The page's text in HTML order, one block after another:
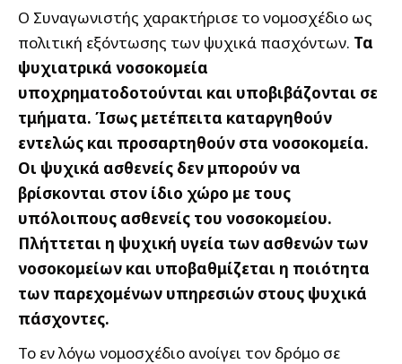
Ο Συναγωνιστής χαρακτήρισε το νομοσχέδιο ως
πολιτική εξόντωσης των ψυχικά πασχόντων. Τα
ψυχιατρικά νοσοκομεία
υποχρηματοδοτούνται και υποβιβάζονται σε
τμήματα. Ίσως μετέπειτα καταργηθούν
εντελώς και προσαρτηθούν στα νοσοκομεία.
Οι ψυχικά ασθενείς δεν μπορούν να
βρίσκονται στον ίδιο χώρο με τους
υπόλοιπους ασθενείς του νοσοκομείου.
Πλήττεται η ψυχική υγεία των ασθενών των
νοσοκομείων και υποβαθμίζεται η ποιότητα
των παρεχομένων υπηρεσιών στους ψυχικά
πάσχοντες.
Το εν λόγω νομοσχέδιο ανοίγει τον δρόμο σε